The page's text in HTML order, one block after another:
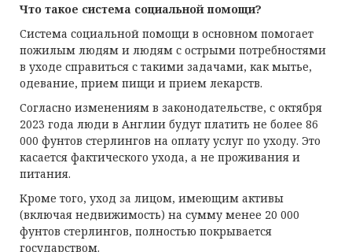
Что такое система социальной помощи?
Система социальной помощи в основном помогает
пожилым людям и людям с острыми потребностями
в уходе справиться с такими задачами, как мытье,
одевание, прием пищи и прием лекарств.
Согласно изменениям в законодательстве, с октября
2023 года люди в Англии будут платить не более 86
000 фунтов стерлингов на оплату услуг по уходу. Это
касается фактического ухода, а не проживания и
питания.
Кроме того, уход за лицом, имеющим активы
(включая недвижимость) на сумму менее 20 000
фунтов стерлингов, полностью покрывается
государством.